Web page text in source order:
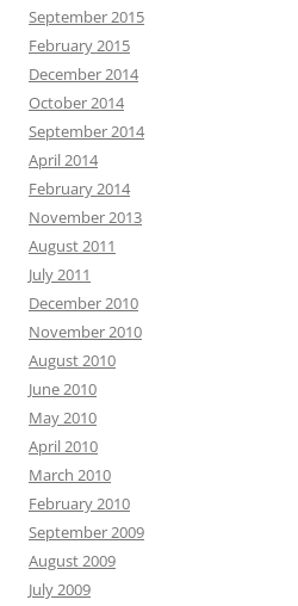
September 2015
February 2015
December 2014
October 2014
September 2014
April 2014
February 2014
November 2013
August 2011
July 2011
December 2010
November 2010
August 2010
June 2010
May 2010
April 2010
March 2010
February 2010
September 2009
August 2009
July 2009